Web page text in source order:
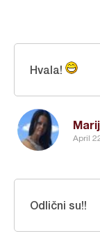
April
Hvala!
Odlični su!!